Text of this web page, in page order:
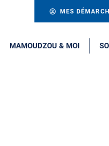
MES
MAMOUDZOU & MOI